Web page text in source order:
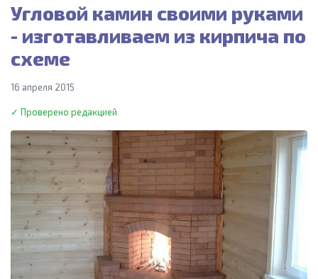
Угловой камин своими руками
- изготавливаем из кирпича по
схеме
16 апреля 2015
✓ Проверено редакцией